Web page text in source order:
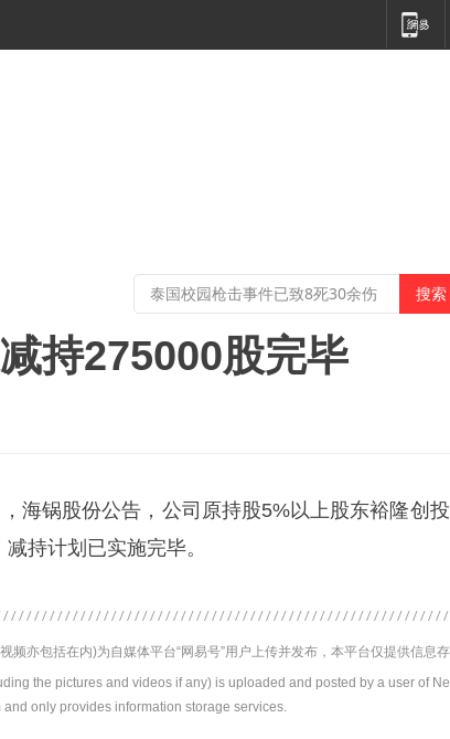
持275000股完毕
海锅股份公告，公司原持股5%以上股东裕隆创
持计划已实施完毕。
频亦包括在内)为自媒体平台“网易号”用户上传并发布，本平台仅提供信息存
the pictures and videos if any) is uploaded and posted by a user of
only provides information storage services.